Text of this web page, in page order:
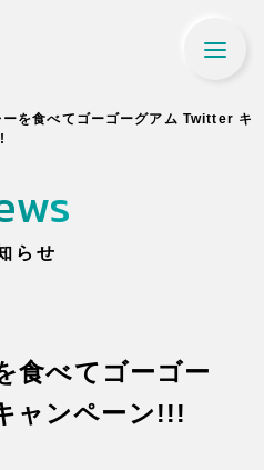
ーを食べてゴーゴーグアム Twitter キ
らせ
食べてゴーゴー
ャンペーン!!!